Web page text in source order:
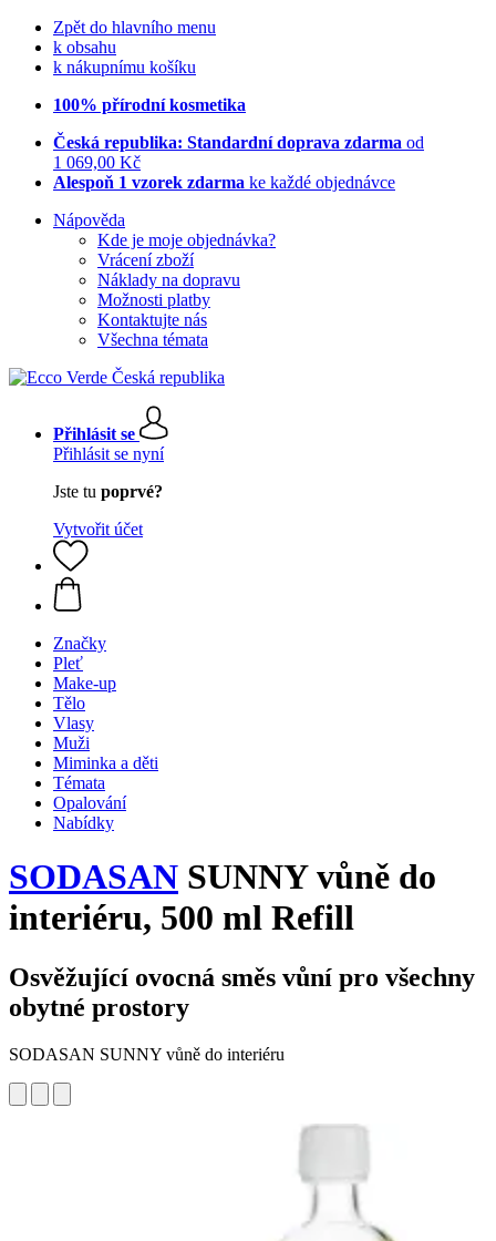
Zpět do hlavního menu
k obsahu
k nákupnímu košíku
100% přírodní kosmetika
Česká republika: Standardní doprava zdarma od
1 069,00 Kč
Alespoň 1 vzorek zdarma ke každé objednávce
Nápověda
Kde je moje objednávka?
Vrácení zboží
Náklady na dopravu
Možnosti platby
Kontaktujte nás
Všechna témata
Přihlásit se
Přihlásit se nyní
Jste tu poprvé?
Vytvořit účet
Značky
Pleť
Make-up
Tělo
Vlasy
Muži
Miminka a děti
Témata
Opalování
Nabídky
SODASAN SUNNY vůně do
interiéru, 500 ml Refill
Osvěžující ovocná směs vůní pro všechny
obytné prostory
SODASAN SUNNY vůně do interiéru